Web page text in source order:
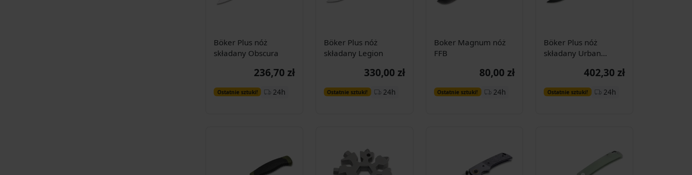
Böker Plus nóż
składany Obscura
236,70 zł
Ostatnie sztuki! 24h
Dodaj do
koszyka
Böker Plus nóż
składany Legion
330,00 zł
Ostatnie sztuki! 24h
Dodaj do
koszyka
Boker Magnum nóż
FFB
80,00 zł
Ostatnie sztuki! 24h
Dodaj do
koszyka
Böker Plus nóż
składany Urban
402,30 zł
Ostatnie sztuki! 24h
Dodaj do
koszyka